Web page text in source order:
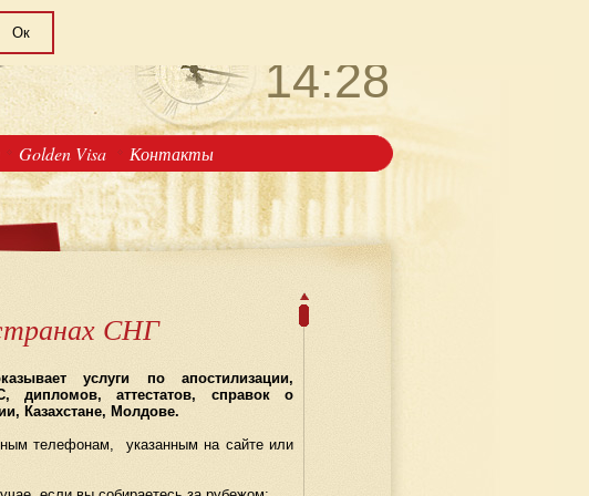
Ок
GRE 14:28
Golden Visa Контакты
СНГ
услуги по апостилизации,
дипломов, аттестатов, справок о
Казахстане, Молдове.
телефонам, указанным на сайте или